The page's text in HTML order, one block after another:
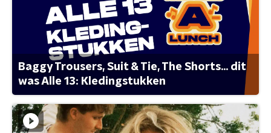
Baggy Trousers, Suit & Tie, The Shorts... dit
was Alle 13: Kledingstukken